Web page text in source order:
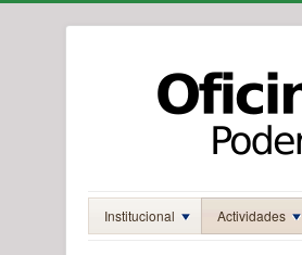
Institucional Actividades